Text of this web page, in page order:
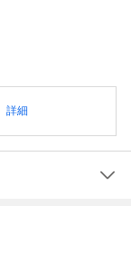
詳細